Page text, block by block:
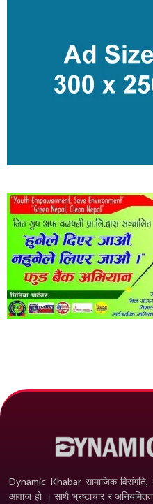
Dynamic Khabar सामाजिक विसंगति,
आवाज हो । साथै भ्रष्टाचार र